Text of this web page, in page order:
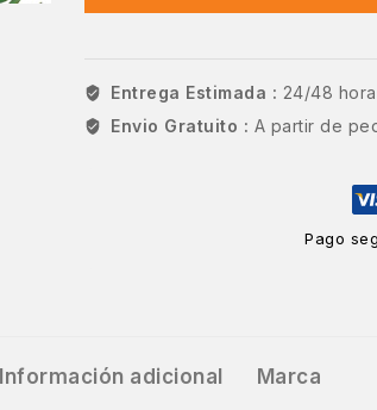
Entrega Estimada : 24/48
Envio Gratuito : A partir de
Pago
Información adicional Marca